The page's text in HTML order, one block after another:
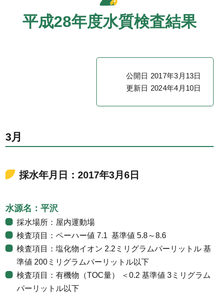
平成28年度水質検査結果
公開日 2017年3月13日
更新日 2024年4月10日
3月
採水年月日：2017年3月6日
水源名：平沢
採水場所：屋内運動場
検査項目：ペーハー値 7.1 基準値 5.8～8.6
検査項目：塩化物イオン 2.2ミリグラムパーリットル 基
準値 200ミリグラムパーリットル以下
検査項目：有機物（TOC量） ＜0.2 基準値 3ミリグラム
パーリットル以下